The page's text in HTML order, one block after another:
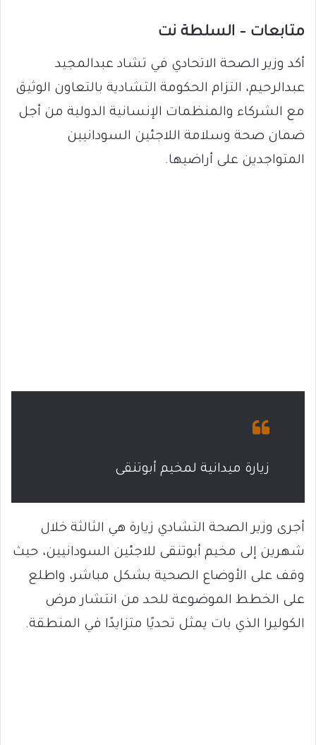
متابعات – السلطة نت
أكد وزير الصحة الاتحادي في تشاد عبدالمجيد
عبدالرحيم، التزام الحكومة التشادية بالتعاون الوثيق
مع الشركاء والمنظمات الإنسانية الدولية من أجل
ضمان صحة وسلامة اللاجئين السودانيين
المتواجدين على أراضيها.
زيارة ميدانية لمخيم أبوتنقى
أجرى وزير الصحة التشادي زيارة هي الثالثة خلال
شهرين إلى مخيم أبوتنقى للاجئين السودانيين، حيث
وقف على الأوضاع الصحية بشكل مباشر، واطلع
على الخطط الموضوعة للحد من انتشار مرض
الكوليرا الذي بات يمثل تحديًا متزايدًا في المنطقة.